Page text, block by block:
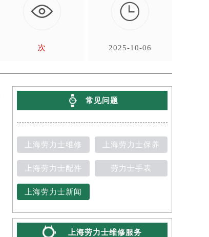
次

2025-10-06
常见问题
上海劳力士维修 上海劳力士保养
上海劳力士配件 劳力士手表
上海劳力士新闻
上海劳力士维修服务